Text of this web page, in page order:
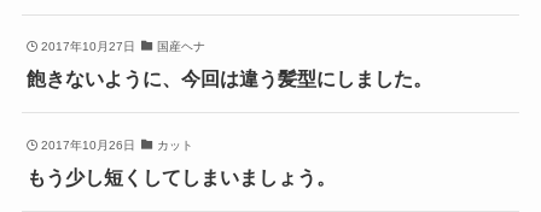
2017年10月27日 国産ヘナ
飽きないように、今回は違う髪型にしました。
2017年10月26日 カット
もう少し短くしてしまいましょう。